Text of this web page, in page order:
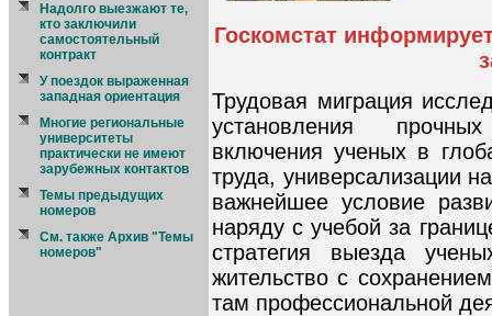
Надолго выезжают те,
кто заключили
самостоятельный
контракт
У поездок выраженная
западная ориентация
Многие региональные
университеты
практически не имеют
зарубежных контактов
Темы предыдущих
номеров
См. также Архив "Темы
номеров"
Госкомстат
Трудовая миграция
установления
включения ученых в
труда, универсализации
важнейшее условие
наряду с учебой за
стратегия выезда
жительство с
там профессиональной